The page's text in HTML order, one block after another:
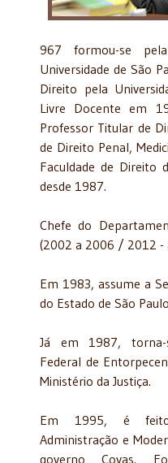
967 formou-se
Universidade de São
Direito pela
Livre Docente em
Professor Titular de
de Direito Penal,
Faculdade de Direito
desde 1987.
Chefe do
(2002 a 2006 / 2012 -
Em 1983, assume a
do Estado de São
Já em 1987, torna-
Federal de
Ministério da Justiça.
Em 1995, é
Administração e
governo Covas.